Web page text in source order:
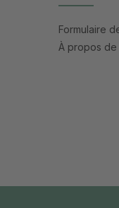
Formulaire
À propos de